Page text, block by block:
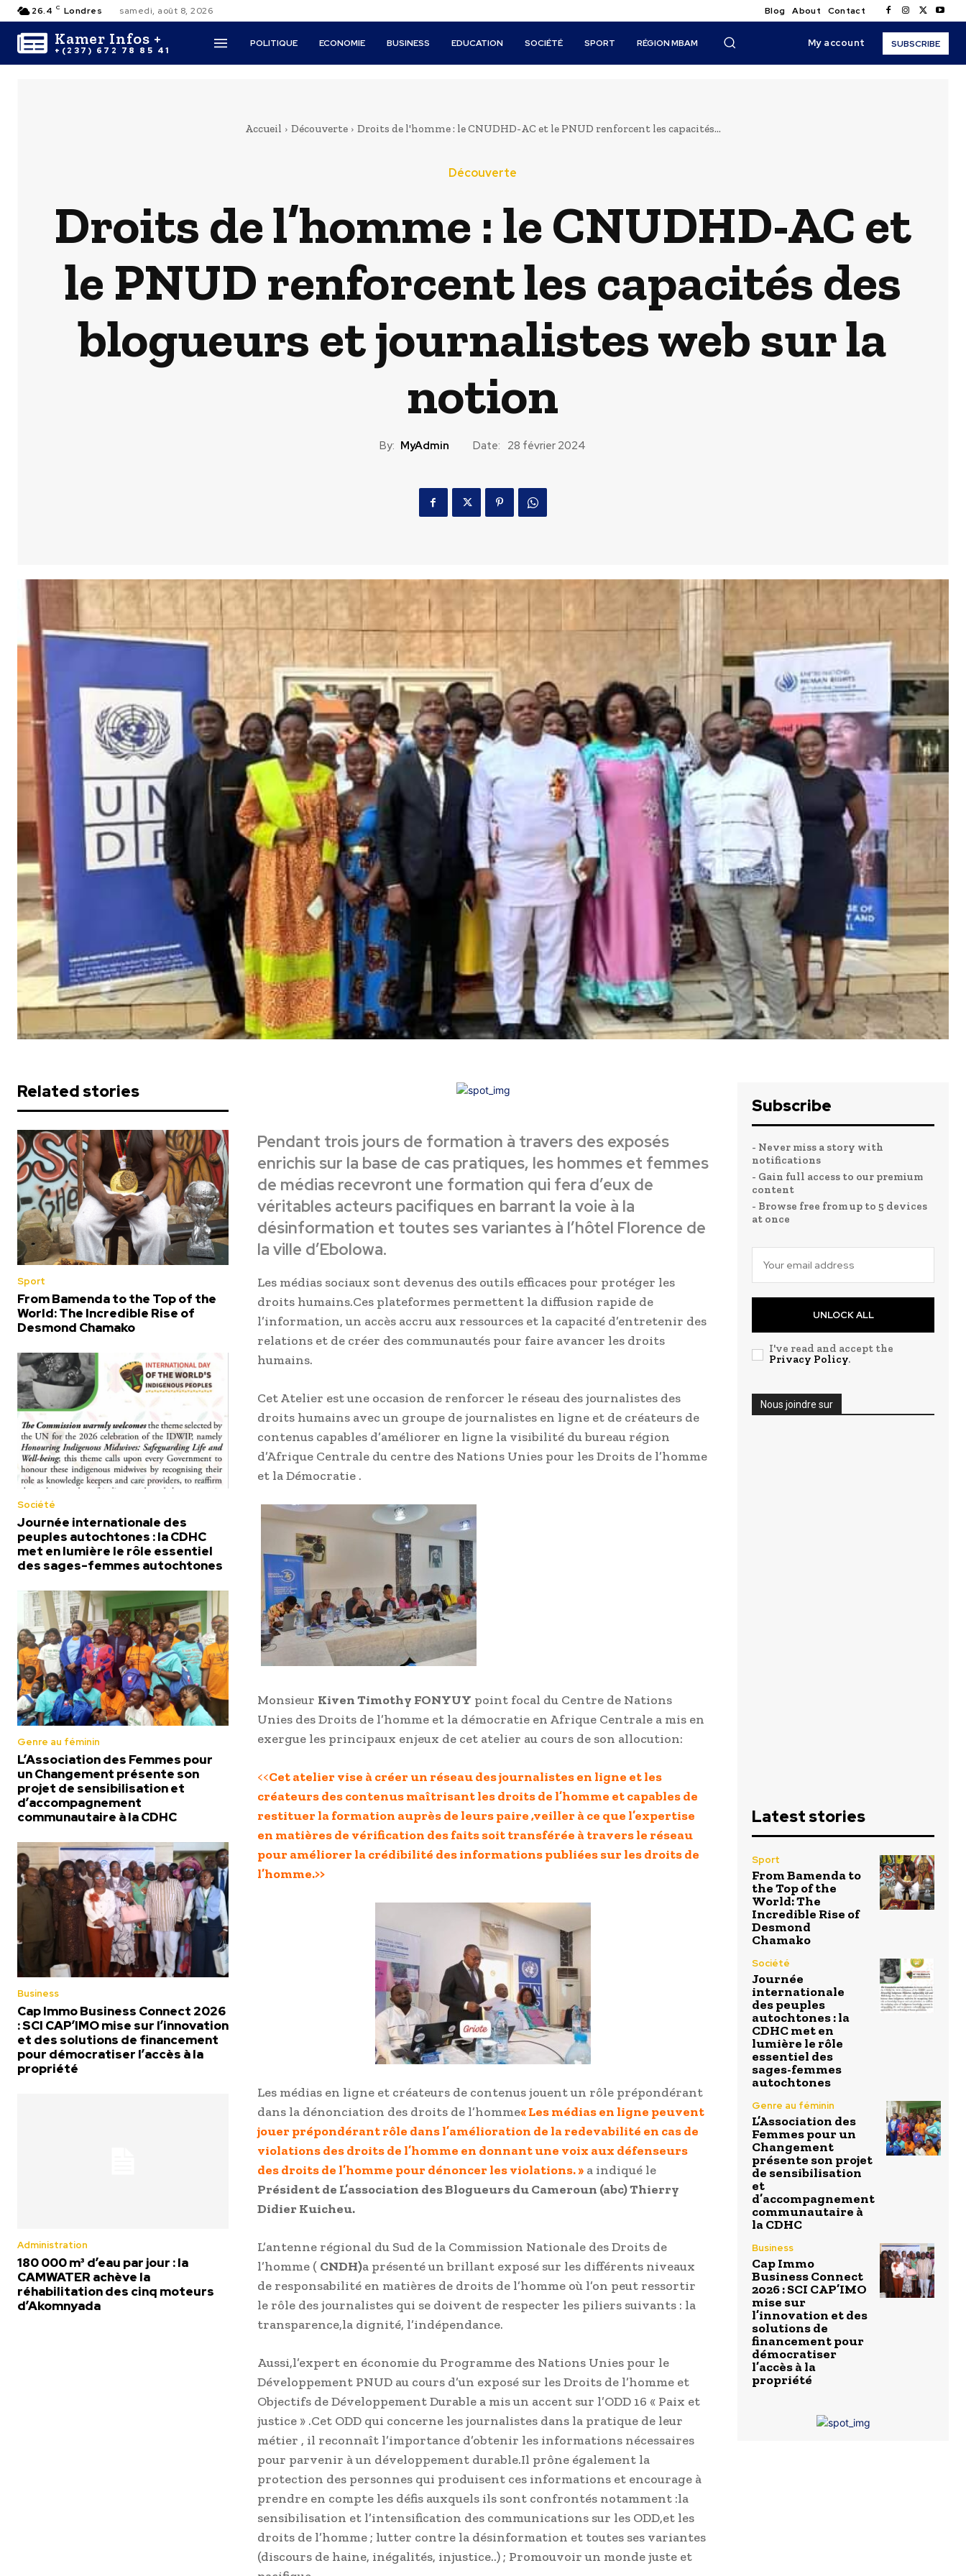
26.4 C Londres samedi, août 8, 2026 Blog About Contact
Kamer Infos +
+(237) 672 78 85 41
POLITIQUE ECONOMIE BUSINESS EDUCATION SOCIÉTÉ SPORT RÉGION MBAM My account SUBSCRIBE
Accueil Découverte Droits de l'homme : le CNUDHD-AC et le PNUD renforcent les capacités...
Découverte
Droits de l’homme : le CNUDHD-AC et
le PNUD renforcent les capacités des
blogueurs et journalistes web sur la
notion
By: MyAdmin Date: 28 février 2024
Related stories
Sport
From Bamenda to the Top of the
World: The Incredible Rise of
Desmond Chamako
Société
Journée internationale des
peuples autochtones : la CDHC
met en lumière le rôle essentiel
des sages-femmes autochtones
Genre au féminin
L’Association des Femmes pour
un Changement présente son
projet de sensibilisation et
d’accompagnement
communautaire à la CDHC
Business
Cap Immo Business Connect 2026
: SCI CAP’IMO mise sur l’innovation
et des solutions de financement
pour démocratiser l’accès à la
propriété
Administration
180 000 m³ d’eau par jour : la
CAMWATER achève la
réhabilitation des cinq moteurs
d’Akomnyada
Pendant trois jours de formation à travers des exposés
enrichis sur la base de cas pratiques, les hommes et femmes
de médias recevront une formation qui fera d’eux de
véritables acteurs pacifiques en barrant la voie à la
désinformation et toutes ses variantes à l’hôtel Florence de
la ville d’Ebolowa.
Les médias sociaux sont devenus des outils efficaces pour protéger les
droits humains.Ces plateformes permettent la diffusion rapide de
l’information, un accès accru aux ressources et la capacité d’entretenir des
relations et de créer des communautés pour faire avancer les droits
humains.
Cet Atelier est une occasion de renforcer le réseau des journalistes des
droits humains avec un groupe de journalistes en ligne et de créateurs de
contenus capables d’améliorer en ligne la visibilité du bureau région
d’Afrique Centrale du centre des Nations Unies pour les Droits de l’homme
et la Démocratie .
Monsieur Kiven Timothy FONYUY point focal du Centre de Nations
Unies des Droits de l’homme et la démocratie en Afrique Centrale a mis en
exergue les principaux enjeux de cet atelier au cours de son allocution:
<<Cet atelier vise à créer un réseau des journalistes en ligne et les
créateurs des contenus maîtrisant les droits de l’homme et capables de
restituer la formation auprès de leurs paire ,veiller à ce que l’expertise
en matières de vérification des faits soit transférée à travers le réseau
pour améliorer la crédibilité des informations publiées sur les droits de
l’homme.>>
Les médias en ligne et créateurs de contenus jouent un rôle prépondérant
dans la dénonciation des droits de l’homme« Les médias en ligne peuvent
jouer prépondérant rôle dans l’amélioration de la redevabilité en cas de
violations des droits de l’homme en donnant une voix aux défenseurs
des droits de l’homme pour dénoncer les violations. » a indiqué le
Président de L’association des Blogueurs du Cameroun (abc) Thierry
Didier Kuicheu.
L’antenne régional du Sud de la Commission Nationale des Droits de
l’homme ( CNDH)a présenté un brillant exposé sur les différents niveaux
de responsabilité en matières de droits de l’homme où l’on peut ressortir
le rôle des journalistes qui se doivent de respecter les piliers suivants : la
transparence,la dignité, l’indépendance.
Aussi,l’expert en économie du Programme des Nations Unies pour le
Développement PNUD au cours d’un exposé sur les Droits de l’homme et
Objectifs de Développement Durable a mis un accent sur l’ODD 16 « Paix et
justice » .Cet ODD qui concerne les journalistes dans la pratique de leur
métier , il reconnaît l’importance d’obtenir les informations nécessaires
pour parvenir à un développement durable.Il prône également la
protection des personnes qui produisent ces informations et encourage à
prendre en compte les défis auxquels ils sont confrontés notamment :la
sensibilisation et l’intensification des communications sur les ODD,et les
droits de l’homme ; lutter contre la désinformation et toutes ses variantes
(discours de haine, inégalités, injustice..) ; Promouvoir un monde juste et
Subscribe
- Never miss a story with
notifications
- Gain full access to our premium
content
- Browse free from up to 5 devices
at once
UNLOCK ALL
I've read and accept the
Privacy Policy.
Nous joindre sur
Latest stories
Sport
From Bamenda to
the Top of the
World: The
Incredible Rise of
Desmond
Chamako
Société
Journée
internationale
des peuples
autochtones : la
CDHC met en
lumière le rôle
essentiel des
sages-femmes
autochtones
Genre au féminin
L’Association des
Femmes pour un
Changement
présente son projet
de sensibilisation
et
d’accompagnement
communautaire à
la CDHC
Business
Cap Immo
Business Connect
2026 : SCI CAP’IMO
mise sur
l’innovation et des
solutions de
financement pour
démocratiser
l’accès à la
propriété